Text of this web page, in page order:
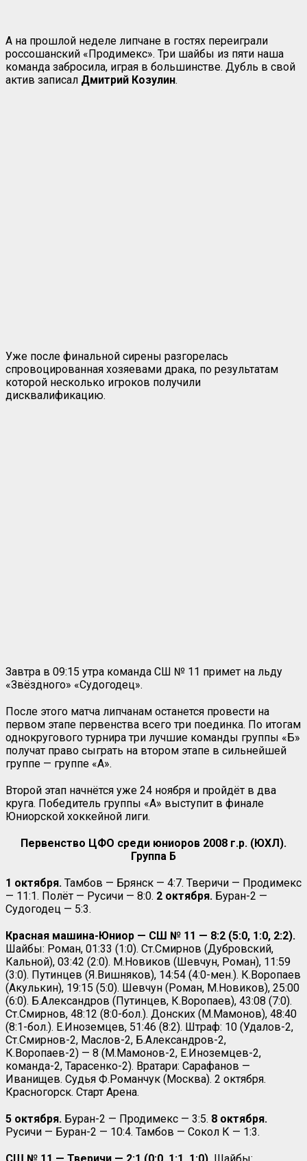
А на прошлой неделе липчане в гостях переиграли
россошанский «Продимекс». Три шайбы из пяти наша
команда забросила, играя в большинстве. Дубль в свой
актив записал Дмитрий Козулин.
Уже после финальной сирены разгорелась
спровоцированная хозяевами драка, по результатам
которой несколько игроков получили
дисквалификацию.
Завтра в 09:15 утра команда СШ № 11 примет на льду
«Звёздного» «Судогодец».
После этого матча липчанам останется провести на
первом этапе первенства всего три поединка. По итогам
однокругового турнира три лучшие команды группы «Б»
получат право сыграть на втором этапе в сильнейшей
группе — группе «А».
Второй этап начнётся уже 24 ноября и пройдёт в два
круга. Победитель группы «А» выступит в финале
Юниорской хоккейной лиги.
Первенство ЦФО среди юниоров 2008 г.р. (ЮХЛ).
Группа Б
1 октября. Тамбов — Брянск — 4:7. Тверичи — Продимекс
— 11:1. Полёт — Русичи — 8:0. 2 октября. Буран-2 —
Судогодец — 5:3.
Красная машина-Юниор — СШ № 11 — 8:2 (5:0, 1:0, 2:2).
Шайбы: Роман, 01:33 (1:0). Ст.Смирнов (Дубровский,
Кальной), 03:42 (2:0). М.Новиков (Шевчун, Роман), 11:59
(3:0). Путинцев (Я.Вишняков), 14:54 (4:0-мен.). К.Воропаев
(Акулькин), 19:15 (5:0). Шевчун (Роман, М.Новиков), 25:00
(6:0). Б.Александров (Путинцев, К.Воропаев), 43:08 (7:0).
Ст.Смирнов, 48:12 (8:0-бол.). Донских (М.Мамонов), 48:40
(8:1-бол.). Е.Иноземцев, 51:46 (8:2). Штраф: 10 (Удалов-2,
Ст.Смирнов-2, Маслов-2, Б.Александров-2,
К.Воропаев-2) — 8 (М.Мамонов-2, Е.Иноземцев-2,
команда-2, Тарасенко-2). Вратари: Сарафанов —
Иванищев. Судья Ф.Романчук (Москва). 2 октября.
Красногорск. Старт Арена.
5 октября. Буран-2 — Продимекс — 3:5. 8 октября.
Русичи — Буран-2 — 10:4. Тамбов — Сокол К — 1:3.